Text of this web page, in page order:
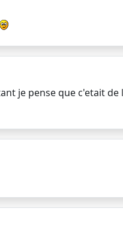
je pense que c'etait de